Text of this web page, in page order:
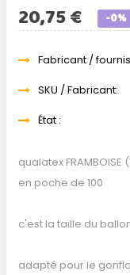
20,75 € -0%
Fabricant /
SKU / Fabricant:
État :
qualatex
en poche de 100
c'est la taille du
adapté pour le